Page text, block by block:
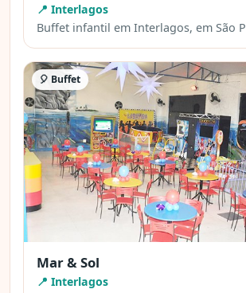
📍 Interlagos
Buffet infantil em Interlagos, em São
🎈 Buffet
Mar & Sol
📍 Interlagos